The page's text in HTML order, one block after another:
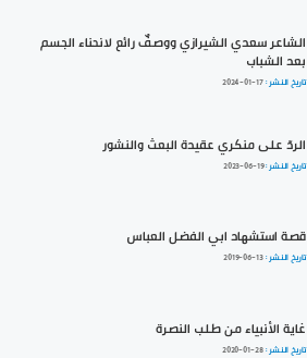
الشاعر سعدي الشيرازي ووصفٌ رائع لانحناء الجسم
بعد الشباب
تاريخ النشر :2024-01-17
الردّ على منكري عقيدة البعث والنشور
تاريخ النشر :2023-06-19
قصة استشهاد ابي الفضل العباس
تاريخ النشر :2019-06-13
غاية الأنبياء من طلب النصرة
تاريخ النشر :2020-01-28